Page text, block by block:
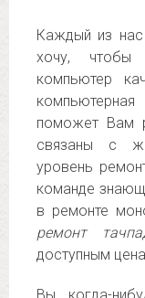
Каждый из нас
хочу, чтобы
компьютер
поможет Вам
связаны с
уровень
команде
в ремонте
ремонт
доступным